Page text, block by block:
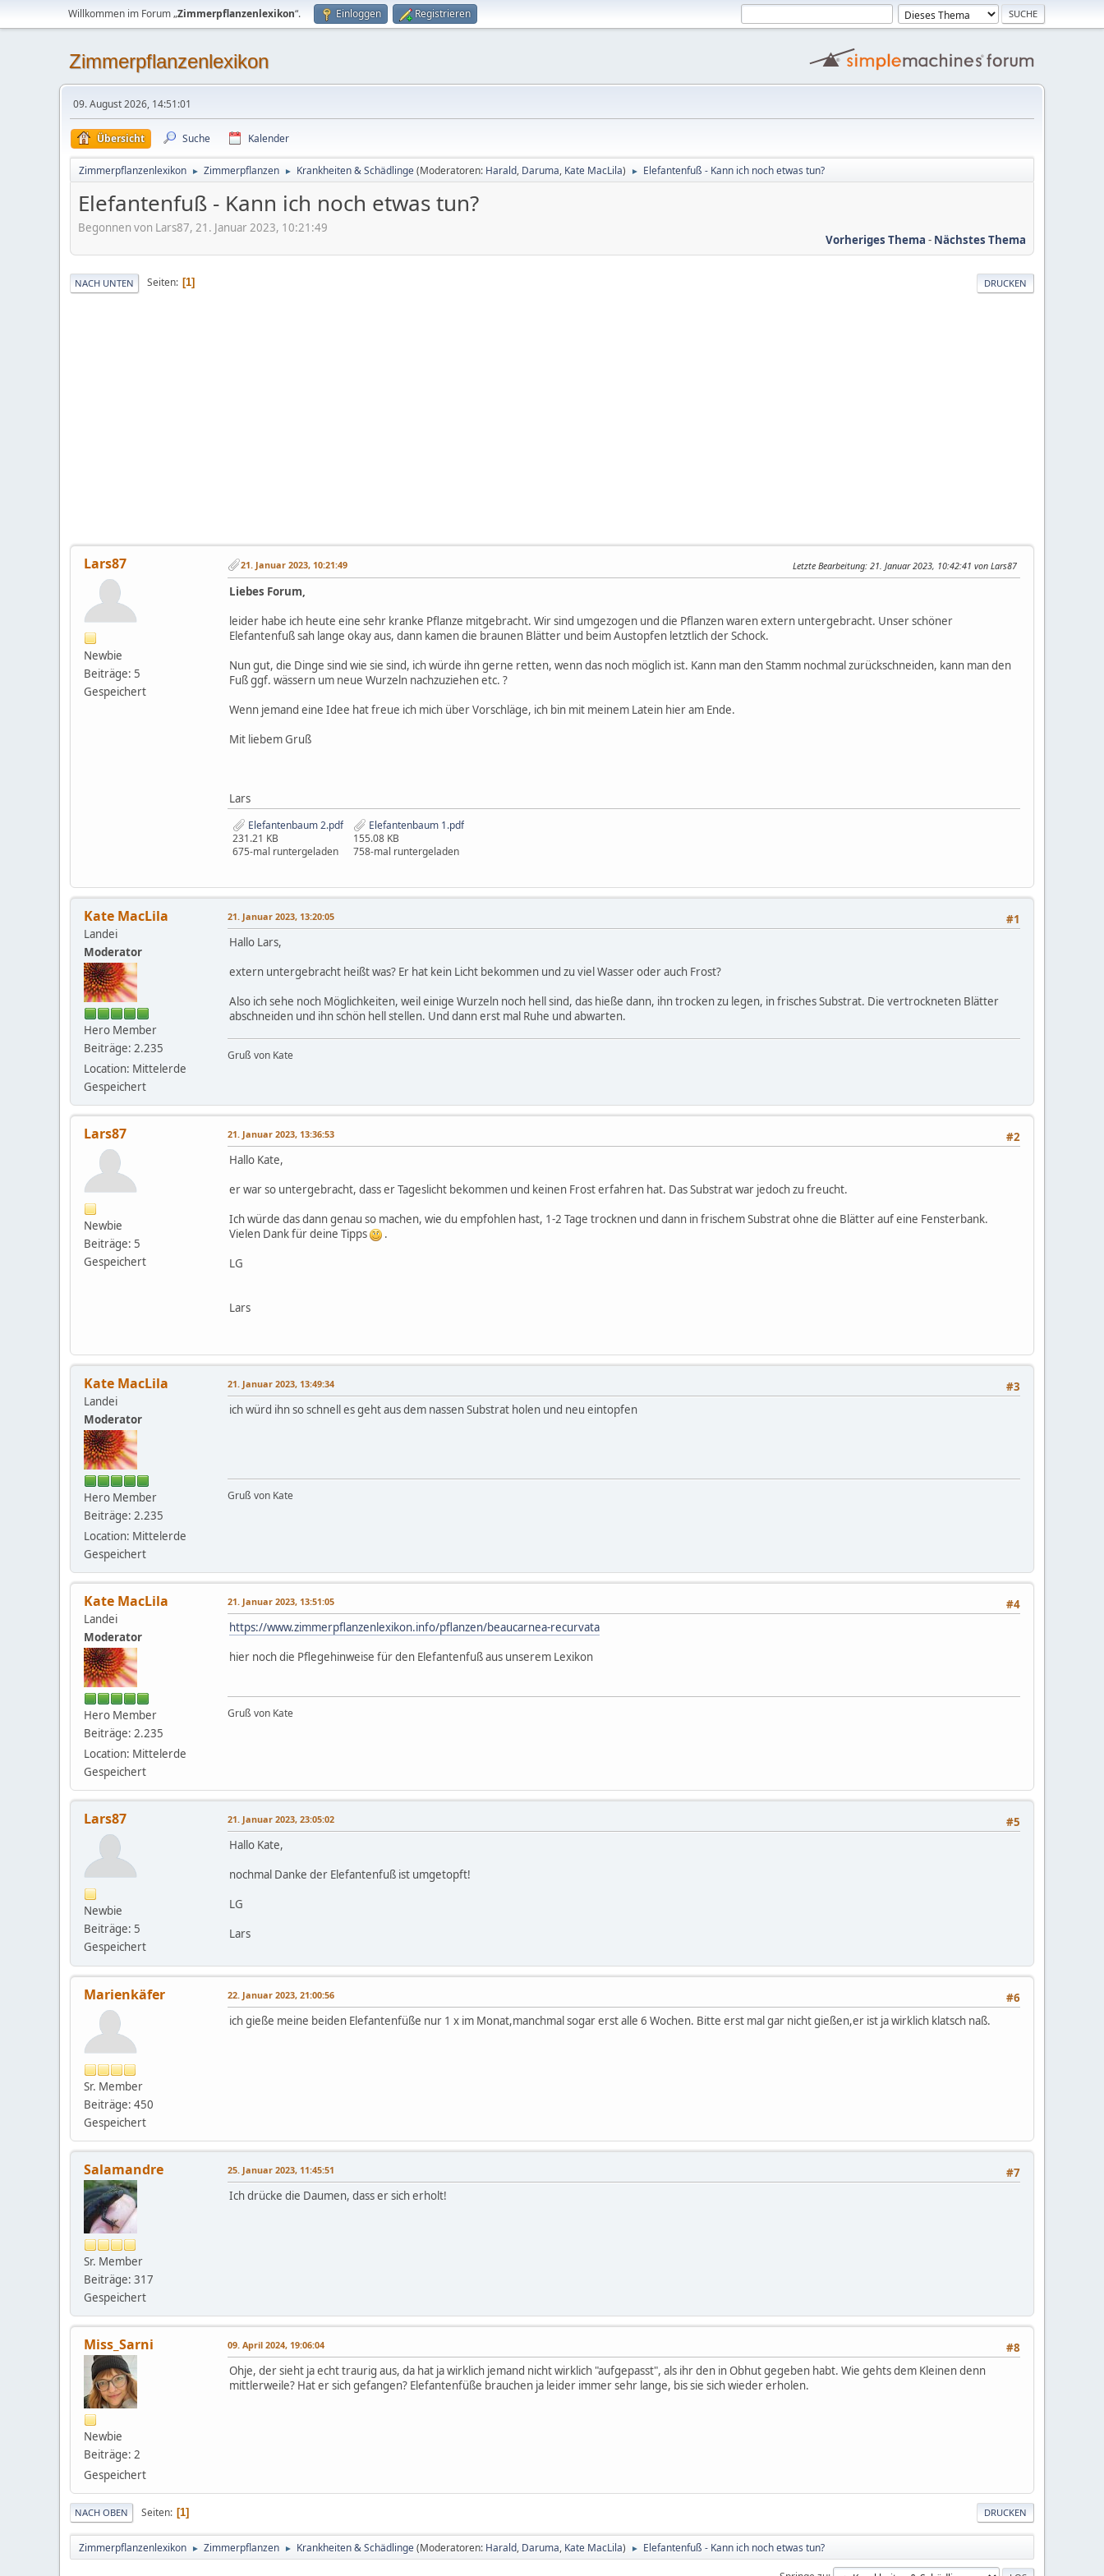
Willkommen im Forum „Zimmerpflanzenlexikon“. Einloggen Registrieren
Zimmerpflanzenlexikon
09. August 2026, 14:51:01
Übersicht Suche Kalender
Zimmerpflanzenlexikon ► Zimmerpflanzen ► Krankheiten & Schädlinge(Moderatoren: Harald, Daruma, Kate MacLila) ► Elefantenfuß - Kann ich noch etwas tun?
Elefantenfuß - Kann ich noch etwas tun?
Begonnen von Lars87, 21. Januar 2023, 10:21:49
Vorheriges Thema - Nächstes Thema
DRUCKEN
NACH UNTEN Seiten 1
Lars87
Newbie
Beiträge: 5
Gespeichert
21. Januar 2023, 10:21:49 Letzte Bearbeitung: 21. Januar 2023, 10:42:41 von Lars87
Liebes Forum,
leider habe ich heute eine sehr kranke Pflanze mitgebracht. Wir sind umgezogen und die Pflanzen waren extern untergebracht. Unser schöner
Elefantenfuß sah lange okay aus, dann kamen die braunen Blätter und beim Austopfen letztlich der Schock.
Nun gut, die Dinge sind wie sie sind, ich würde ihn gerne retten, wenn das noch möglich ist. Kann man den Stamm nochmal zurückschneiden, kann man den
Fuß ggf. wässern um neue Wurzeln nachzuziehen etc. ?
Wenn jemand eine Idee hat freue ich mich über Vorschläge, ich bin mit meinem Latein hier am Ende.
Mit liebem Gruß
Lars
Elefantenbaum 2.pdf
231.21 KB
675-mal runtergeladen
Elefantenbaum 1.pdf
155.08 KB
758-mal runtergeladen
Kate MacLila
Landei
Moderator
Hero Member
Beiträge: 2.235
Location: Mittelerde
Gespeichert
#1
21. Januar 2023, 13:20:05
Hallo Lars,
extern untergebracht heißt was? Er hat kein Licht bekommen und zu viel Wasser oder auch Frost?
Also ich sehe noch Möglichkeiten, weil einige Wurzeln noch hell sind, das hieße dann, ihn trocken zu legen, in frisches Substrat. Die vertrockneten Blätter
abschneiden und ihn schön hell stellen. Und dann erst mal Ruhe und abwarten.
Gruß von Kate
Lars87
Newbie
Beiträge: 5
Gespeichert
#2
21. Januar 2023, 13:36:53
Hallo Kate,
er war so untergebracht, dass er Tageslicht bekommen und keinen Frost erfahren hat. Das Substrat war jedoch zu freucht.
Ich würde das dann genau so machen, wie du empfohlen hast, 1-2 Tage trocknen und dann in frischem Substrat ohne die Blätter auf eine Fensterbank.
Vielen Dank für deine Tipps
.
LG
Lars
Kate MacLila
Landei
Moderator
Hero Member
Beiträge: 2.235
Location: Mittelerde
Gespeichert
#3
21. Januar 2023, 13:49:34
ich würd ihn so schnell es geht aus dem nassen Substrat holen und neu eintopfen
Gruß von Kate
Kate MacLila
Landei
Moderator
Hero Member
Beiträge: 2.235
Location: Mittelerde
Gespeichert
#4
21. Januar 2023, 13:51:05
https://www.zimmerpflanzenlexikon.info/pflanzen/beaucarnea-recurvata
hier noch die Pflegehinweise für den Elefantenfuß aus unserem Lexikon
Gruß von Kate
Lars87
Newbie
Beiträge: 5
Gespeichert
#5
21. Januar 2023, 23:05:02
Hallo Kate,
nochmal Danke der Elefantenfuß ist umgetopft!
LG
Lars
Marienkäfer
Sr. Member
Beiträge: 450
Gespeichert
#6
22. Januar 2023, 21:00:56
ich gieße meine beiden Elefantenfüße nur 1 x im Monat,manchmal sogar erst alle 6 Wochen. Bitte erst mal gar nicht gießen,er ist ja wirklich klatsch naß.
Salamandre
Sr. Member
Beiträge: 317
Gespeichert
#7
25. Januar 2023, 11:45:51
Ich drücke die Daumen, dass er sich erholt!
Miss_Sarni
Newbie
Beiträge: 2
Gespeichert
#8
09. April 2024, 19:06:04
Ohje, der sieht ja echt traurig aus, da hat ja wirklich jemand nicht wirklich "aufgepasst", als ihr den in Obhut gegeben habt. Wie gehts dem Kleinen denn
mittlerweile? Hat er sich gefangen? Elefantenfüße brauchen ja leider immer sehr lange, bis sie sich wieder erholen.
DRUCKEN
NACH OBEN Seiten 1
Zimmerpflanzenlexikon ► Zimmerpflanzen ► Krankheiten & Schädlinge(Moderatoren: Harald, Daruma, Kate MacLila) ► Elefantenfuß - Kann ich noch etwas tun?